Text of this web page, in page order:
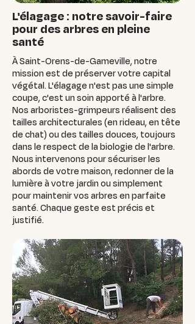
L'élagage : notre savoir-faire
pour des arbres en pleine
santé
À Saint-Orens-de-Gameville, notre
mission est de préserver votre capital
végétal. L'élagage n'est pas une simple
coupe, c'est un soin apporté à l'arbre.
Nos arboristes-grimpeurs réalisent des
tailles architecturales (en rideau, en tête
de chat) ou des tailles douces, toujours
dans le respect de la biologie de l'arbre.
Nous intervenons pour sécuriser les
abords de votre maison, redonner de la
lumière à votre jardin ou simplement
pour maintenir vos arbres en parfaite
santé. Chaque geste est précis et
justifié.